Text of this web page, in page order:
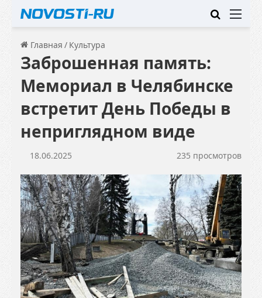
Искать
Главная / Культура
Заброшенная память:
Мемориал в Челябинске
встретит День Победы в
неприглядном виде
18.06.2025 235 просмотров